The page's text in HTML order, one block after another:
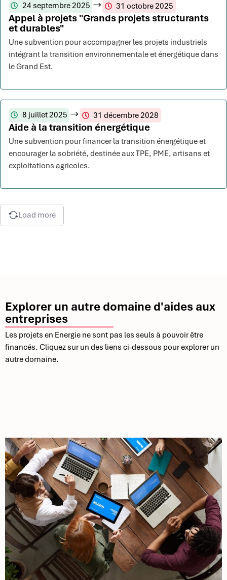
24 septembre 2025 31 octobre 2025
Appel à projets "Grands projets structurants
et durables"
Une subvention pour accompagner les projets industriels
intégrant la transition environnementale et énergétique dans
le Grand Est.
8 juillet 2025 31 décembre 2028
Aide à la transition énergétique
Une subvention pour financer la transition énergétique et
encourager la sobriété, destinée aux TPE, PME, artisans et
exploitations agricoles.
Load more
Explorer un autre domaine d'aides aux
entreprises
Les projets en Energie ne sont pas les seuls à pouvoir être
financés. Cliquez sur un des liens ci-dessous pour explorer un
autre domaine.